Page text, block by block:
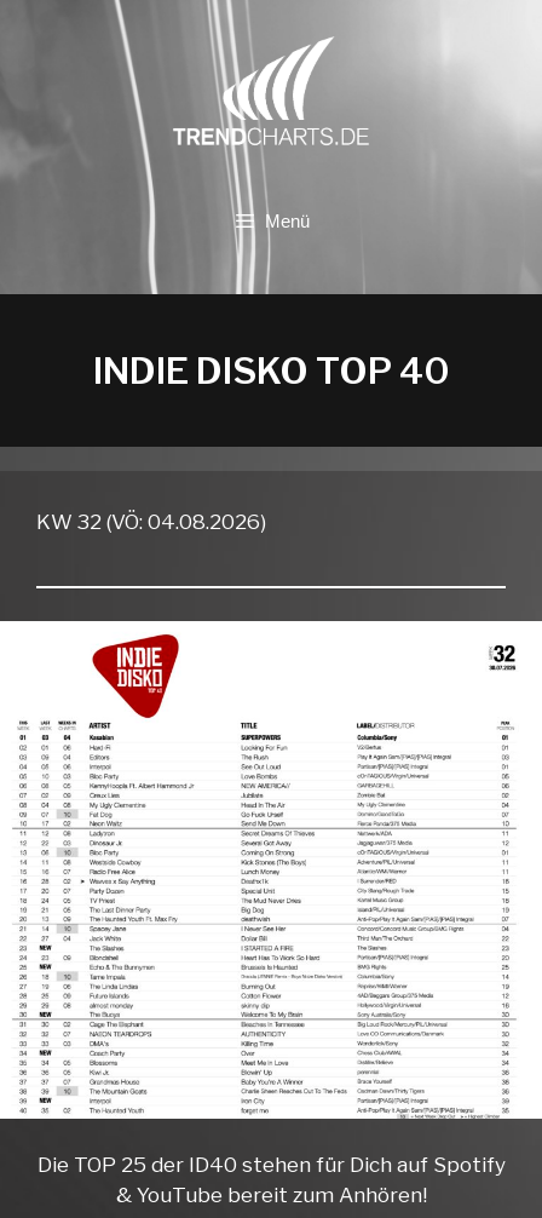
Menü
INDIE DISKO TOP 40
KW 32 (VÖ: 04.08.2026)
Die TOP 25 der ID40 stehen für Dich auf Spotify
& YouTube bereit zum Anhören!